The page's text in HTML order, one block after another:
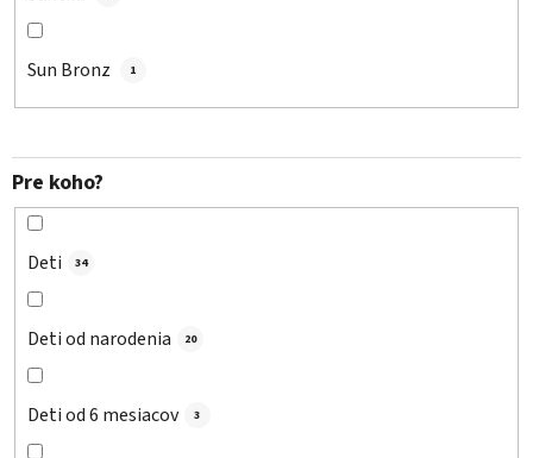
Sun Bronz 1
Pre koho?
Deti 34
Deti od narodenia 20
Deti od 6 mesiacov 3